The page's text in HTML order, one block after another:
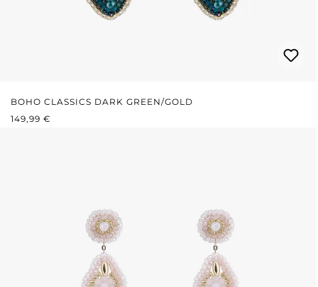
BOHO CLASSICS DARK GREEN/GOLD
REGULÄRER PREIS:
149,99 €